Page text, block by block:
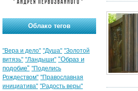
Облако тегов
"Вера и дело" "Душа" "Золотой
витязь" "Ландыши" "Образ и
подобие" "Поделись
Рождеством" "Православная
инициатива" "Радость веры"